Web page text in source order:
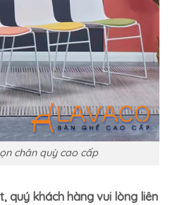
chân quỳ cao cấp
quý khách hàng vui lòng liên